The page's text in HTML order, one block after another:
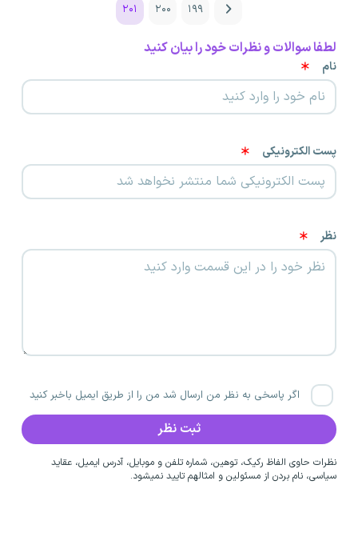
۱۹۹ ۲۰۰ ۲۰۱
لطفا سوالات و نظرات خود را بیان کنید
نام
پست الکترونیکی
نظر
اگر پاسخی به نظر من ارسال شد من را از طریق ایمیل باخبر کنید
نظرات حاوی الفاظ رکیک، توهین، شماره تلفن و موبایل، آدرس ایمیل، عقاید
سیاسی، نام بردن از مسئولین و امثالهم تایید نمیشود.